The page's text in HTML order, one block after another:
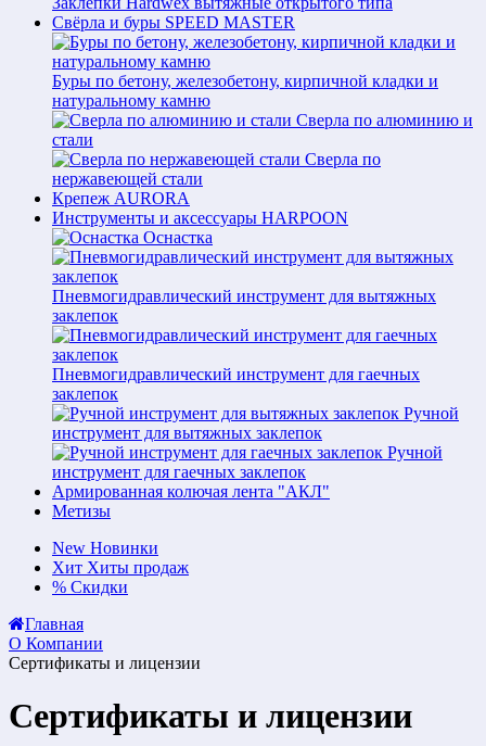
Свёрла и буры SPEED MASTER
Буры по бетону, железобетону, кирпичной кладки и
натуральному камню
Сверла по алюминию и
стали
Сверла по
нержавеющей стали
Крепеж AURORA
Инструменты и аксессуары HARPOON
Оснастка
Пневмогидравлический инструмент для вытяжных
заклепок
Пневмогидравлический инструмент для гаечных
заклепок
Ручной
инструмент для вытяжных заклепок
Ручной
инструмент для гаечных заклепок
Армированная колючая лента "АКЛ"
Метизы
New Новинки
Хит Хиты продаж
% Скидки
Главная
О Компании
Сертификаты и лицензии
Сертификаты и лицензии